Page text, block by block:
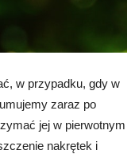
w przypadku, gdy w
zaraz po
jej w pierwotnym
nakrętek i